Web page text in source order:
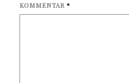
KOMMENTAR *